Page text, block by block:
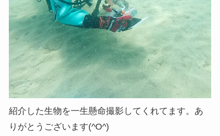
紹介した生物を一生懸命撮影してくれてます。あ
りがとうございます(^O^)